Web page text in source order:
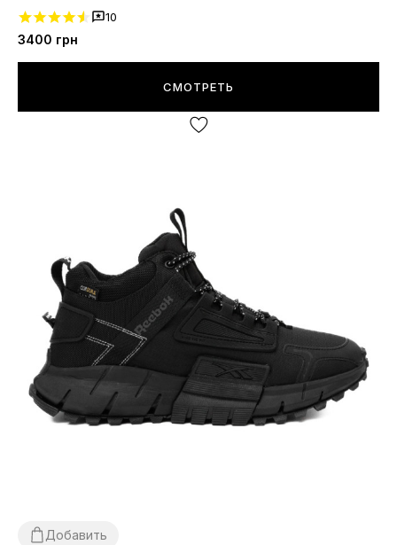
10
3400 грн
СМОТРЕТЬ
Добавить